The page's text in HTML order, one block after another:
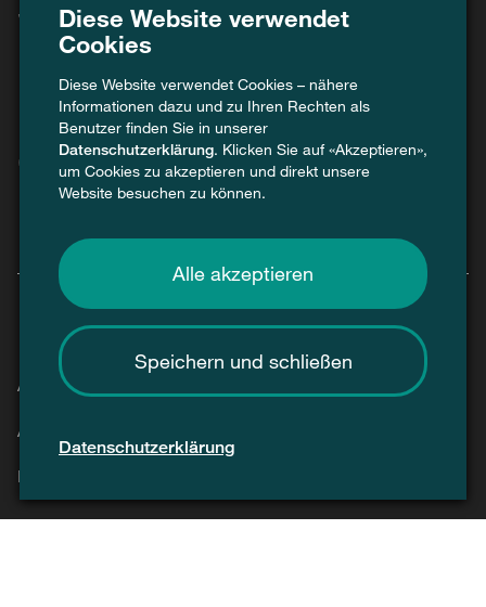
Recycling stärken,
Kreislauf neu denken.
Agenda
Aktuell
Kontakt
Diese Website verwendet
Cookies
Diese Website verwendet Cookies – nähere
Informationen dazu und zu Ihren Rechten als
Benutzer finden Sie in unserer
Datenschutzerklärung. Klicken Sie auf «Akzeptieren»,
um Cookies zu akzeptieren und direkt unsere
Website besuchen zu können.
Alle akzeptieren
Speichern und schließen
Datenschutzerklärung